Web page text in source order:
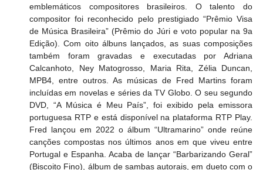
emblemáticos compositores brasileiros. O talento do
compositor foi reconhecido pelo prestigiado “Prêmio Visa
de Música Brasileira” (Prêmio do Júri e voto popular na 9a
Edição). Com oito álbuns lançados, as suas composições
também foram gravadas e executadas por Adriana
Calcanhoto, Ney Matogrosso, Maria Rita, Zélia Duncan,
MPB4, entre outros. As músicas de Fred Martins foram
incluídas em novelas e séries da TV Globo. O seu segundo
DVD, “A Música é Meu País”, foi exibido pela emissora
portuguesa RTP e está disponível na plataforma RTP Play.
Fred lançou em 2022 o álbum “Ultramarino” onde reúne
canções compostas nos últimos anos em que viveu entre
Portugal e Espanha. Acaba de lançar “Barbarizando Geral”
(Biscoito Fino), álbum de sambas autorais, em dueto com o